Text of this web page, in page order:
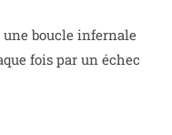
une boucle infernale
fois par un échec